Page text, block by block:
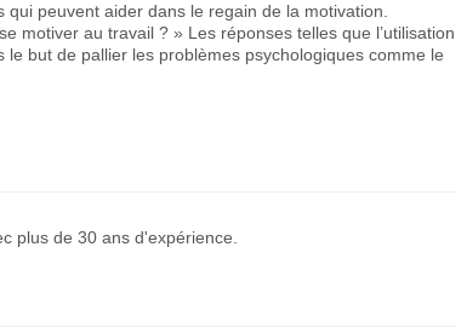
peuvent aider dans le regain de la motivation.
motiver au travail ? » Les réponses telles que l’utilisation
le but de pallier les problèmes psychologiques comme le
plus de 30 ans d'expérience.